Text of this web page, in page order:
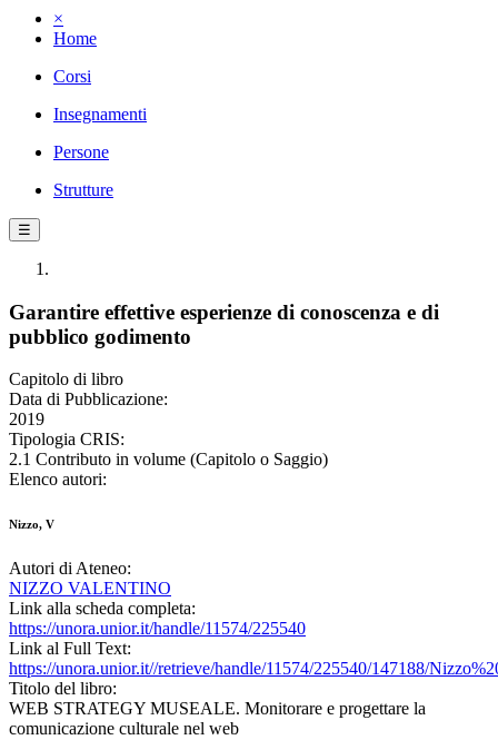
×
Home
Corsi
Insegnamenti
Persone
Strutture
☰
Garantire effettive esperienze di conoscenza e di
pubblico godimento
Capitolo di libro
Data di Pubblicazione:
2019
Tipologia CRIS:
2.1 Contributo in volume (Capitolo o Saggio)
Elenco autori:
Nizzo, V
Autori di Ateneo:
NIZZO VALENTINO
Link alla scheda completa:
https://unora.unior.it/handle/11574/225540
Link al Full Text:
https://unora.unior.it//retrieve/handle/11574/225540/147188/
Titolo del libro:
WEB STRATEGY MUSEALE. Monitorare e progettare la
comunicazione culturale nel web